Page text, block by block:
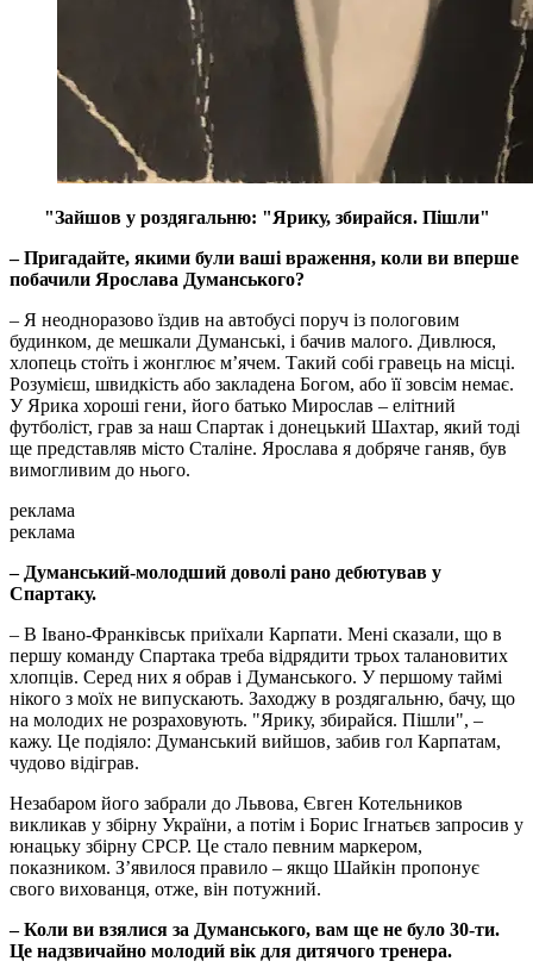
"Зайшов у роздягальню: "Ярику, збирайся. Пішли"
– Пригадайте, якими були ваші враження, коли ви вперше
побачили Ярослава Думанського?
– Я неодноразово їздив на автобусі поруч із пологовим
будинком, де мешкали Думанські, і бачив малого. Дивлюся,
хлопець стоїть і жонглює м’ячем. Такий собі гравець на місці.
Розумієш, швидкість або закладена Богом, або її зовсім немає.
У Ярика хороші гени, його батько Мирослав – елітний
футболіст, грав за наш Спартак і донецький Шахтар, який тоді
ще представляв місто Сталіне. Ярослава я добряче ганяв, був
вимогливим до нього.
реклама
реклама
– Думанський-молодший доволі рано дебютував у
Спартаку.
– В Івано-Франківськ приїхали Карпати. Мені сказали, що в
першу команду Спартака треба відрядити трьох талановитих
хлопців. Серед них я обрав і Думанського. У першому таймі
нікого з моїх не випускають. Заходжу в роздягальню, бачу, що
на молодих не розраховують. "Ярику, збирайся. Пішли", –
кажу. Це подіяло: Думанський вийшов, забив гол Карпатам,
чудово відіграв.
Незабаром його забрали до Львова, Євген Котельников
викликав у збірну України, а потім і Борис Ігнатьєв запросив у
юнацьку збірну СРСР. Це стало певним маркером,
показником. З’явилося правило – якщо Шайкін пропонує
свого вихованця, отже, він потужний.
– Коли ви взялися за Думанського, вам ще не було 30-ти.
Це надзвичайно молодий вік для дитячого тренера.